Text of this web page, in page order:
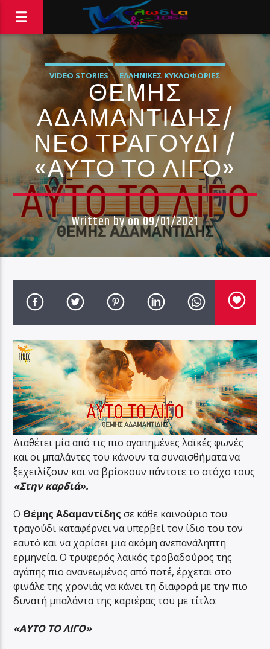
VIDEO STORIES
ΕΛΛΗΝΙΚΈΣ ΚΥΚΛΟΦΟΡΊΕΣ
ΜΟΥΣΙΚΆ ΝΈΑ
ΘΕΜΗΣ
ΑΔΑΜΑΝΤΙΔΗΣ/
ΝΕΟ ΤΡΑΓΟΥΔΙ /
«ΑΥΤΟ ΤΟ ΛΙΓΟ»
Written byon 09/01/2021
Διαθέτει μία από τις πιο αγαπημένες λαϊκές φωνές
και οι μπαλάντες του κάνουν τα συναισθήματα να
ξεχειλίζουν και να βρίσκουν πάντοτε το στόχο τους
«Στην καρδιά».
Ο Θέμης Αδαμαντίδης σε κάθε καινούριο του
τραγούδι καταφέρνει να υπερβεί τον ίδιο του τον
εαυτό και να χαρίσει μια ακόμη ανεπανάληπτη
ερμηνεία. Ο τρυφερός λαϊκός τροβαδούρος της
αγάπης πιο ανανεωμένος από ποτέ, έρχεται στο
φινάλε της χρονιάς να κάνει τη διαφορά με την πιο
δυνατή μπαλάντα της καριέρας του με τίτλο:
«ΑΥΤΟ ΤΟ ΛΙΓΟ»